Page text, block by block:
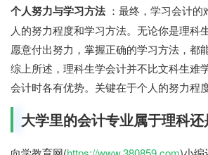
个人努力与学习方法 ：最终，学习会计
人的努力程度和学习方法。无论你是理科
愿意付出努力，掌握正确的学习方法，都
综上所述，理科生学会计并不比文科生难
会计时各有优势。关键在于个人的努力程
大学里的会计专业属于理科还